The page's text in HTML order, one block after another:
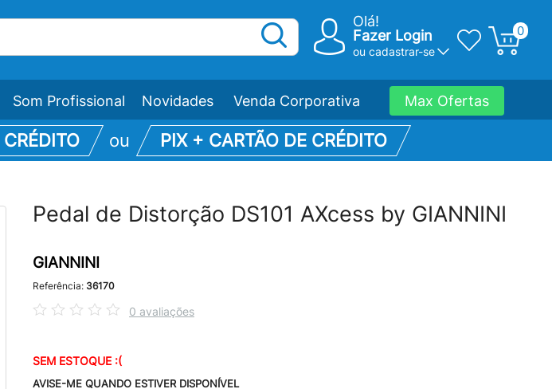
Olá!
Fazer Login
ou cadastrar-se
0
Som Profissional Novidades Venda Corporativa Max Ofertas
ou PIX + CARTÃO DE CRÉDITO
Pedal de Distorção DS101 AXcess by GIANNINI
GIANNINI
Referência: 36170
0 avaliações
SEM ESTOQUE :(
AVISE-ME QUANDO ESTIVER DISPONÍVEL